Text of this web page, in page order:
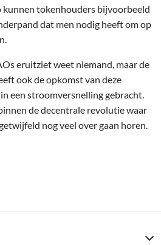
kunnen tokenhouders bijvoorbeeld
dat men nodig heeft om op
eruitziet weet niemand, maar de
ook de opkomst van deze
een stroomversnelling gebracht.
de decentrale revolutie waar
nog veel over gaan horen.